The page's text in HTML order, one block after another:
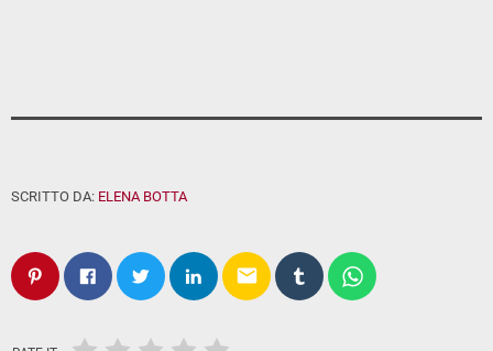
SCRITTO DA: ELENA BOTTA
email